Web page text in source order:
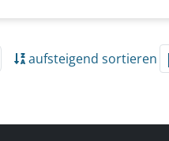
aufsteigend sortieren